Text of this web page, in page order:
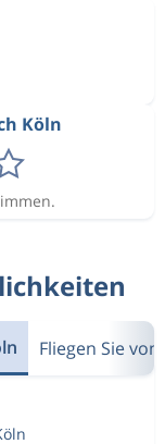
Köln
Fliegen Sie